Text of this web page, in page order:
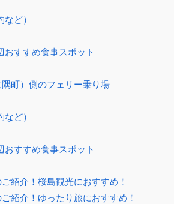
ど）
すすめ食事スポット
町）側のフェリー乗り場
ど）
すすめ食事スポット
紹介！桜島観光におすすめ！
紹介！ゆったり旅におすすめ！